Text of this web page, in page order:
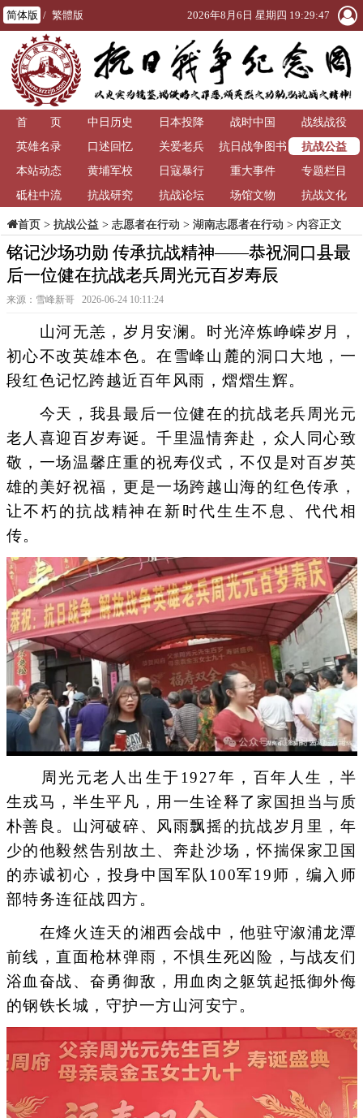
简体版 / 繁體版 2026年8月6日 星期四 19:29:47
首 页 中日历史 日本投降 战时中国
战线战役
英雄名录
口述回忆 关爱老兵
抗日战争图书
馆
抗战公益
本站动态
黄埔军校 日寇暴行 重大事件
专题栏目
砥柱中流
抗战研究 抗战论坛 场馆文物 抗战文化
首页> 抗战公益 > 志愿者在行动 > 湖南志愿者在行动 > 内容正文
铭记沙场功勋 传承抗战精神——恭祝洞口县最
后一位健在抗战老兵周光元百岁寿辰
来源：雪峰新哥 2026-06-24 10:11:24
山河无恙，岁月安澜。时光淬炼峥嵘岁月，
初心不改英雄本色。在雪峰山麓的洞口大地，一
段红色记忆跨越近百年风雨，熠熠生辉。
今天，我县最后一位健在的抗战老兵周光元
老人喜迎百岁寿诞。千里温情奔赴，众人同心致
敬，一场温馨庄重的祝寿仪式，不仅是对百岁英
雄的美好祝福，更是一场跨越山海的红色传承，
让不朽的抗战精神在新时代生生不息、代代相
传。
周光元老人出生于1927年，百年人生，半
生戎马，半生平凡，用一生诠释了家国担当与质
朴善良。山河破碎、风雨飘摇的抗战岁月里，年
少的他毅然告别故土、奔赴沙场，怀揣保家卫国
的赤诚初心，投身中国军队100军19师，编入师
部特务连征战四方。
在烽火连天的湘西会战中，他驻守溆浦龙潭
前线，直面枪林弹雨，不惧生死凶险，与战友们
浴血奋战、奋勇御敌，用血肉之躯筑起抵御外侮
的钢铁长城，守护一方山河安宁。